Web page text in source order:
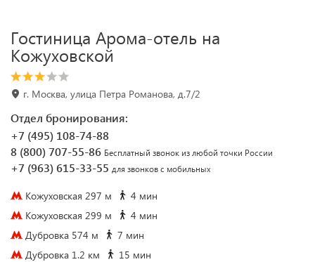
Гостиница Арома-отель на
Кожуховской
г. Москва, улица Петра Романова, д.7/2
Отдел бронирования:
+7 (495) 108-74-88
8 (800) 707-55-86 Бесплатный звонок из любой точки России
+7 (963) 615-33-55 для звонков с мобильных
Кожуховская 297 м
4 мин
Кожуховская 299 м
4 мин
Дубровка 574 м
7 мин
Дубровка 1.2 км
15 мин